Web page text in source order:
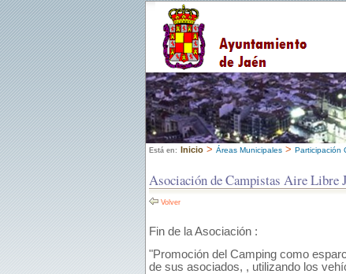
Está en: Inicio > Áreas Municipales > Participación
Asociación de Campistas Aire Libre
Volver
Fin de la Asociación :
"Promoción del Camping como
de sus asociados, , utilizando los